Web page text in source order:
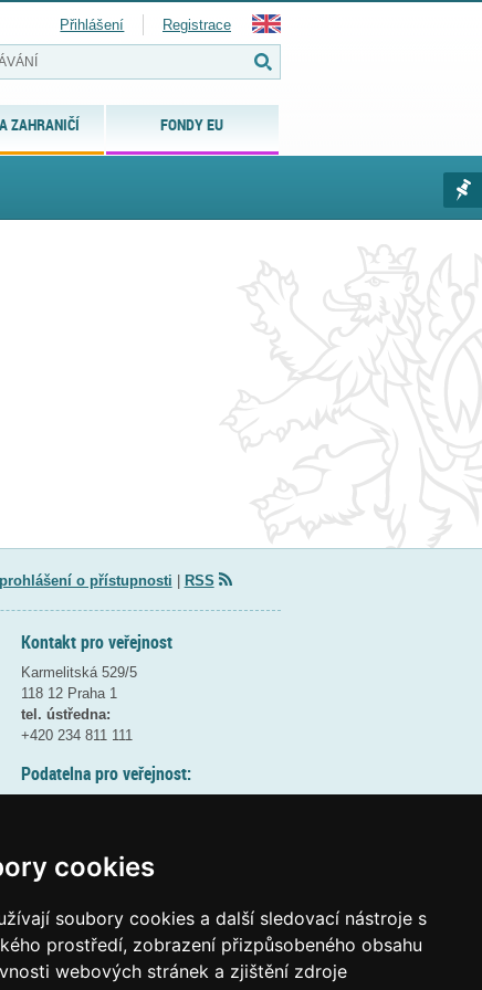
cookies
soubory cookies a další sledovací nástroje s
prostředí, zobrazení přizpůsobeného obsahu
webových stránek a zjištění zdroje
ZAHRANIČÍ FONDY EU
Přihlášení Registrace
prohlášení o přístupnosti RSS
Kontakt pro veřejnost
Karmelitská 529/5
118 12 Praha 1
tel. ústředna:
+420 234 811 111
Podatelna pro veřejnost:
(více informací
Elektronická podatelna:
posta@msmtgov cz